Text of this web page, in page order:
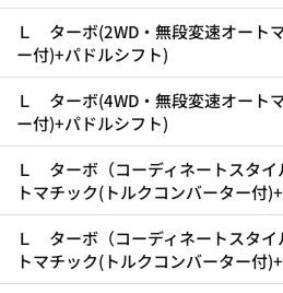
Ｌ ターボ(2WD・無段変速オート
ー付)+パドルシフト)
Ｌ ターボ(4WD・無段変速オート
ー付)+パドルシフト)
Ｌ ターボ（コーディネートスタイ
トマチック(トルクコンバーター付
Ｌ ターボ（コーディネートスタイ
トマチック(トルクコンバーター付